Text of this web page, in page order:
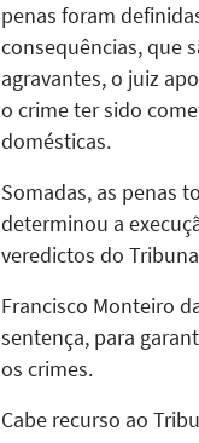
penas foram
consequências, que
agravantes, o juiz
o crime ter sido
domésticas.
Somadas, as penas
determinou a
veredictos do
Francisco Monteiro
sentença, para
os crimes.
Cabe recurso ao